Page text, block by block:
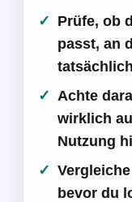
Prüfe, ob
passt, an
Achte
wirklich
Nutzung
bevor du